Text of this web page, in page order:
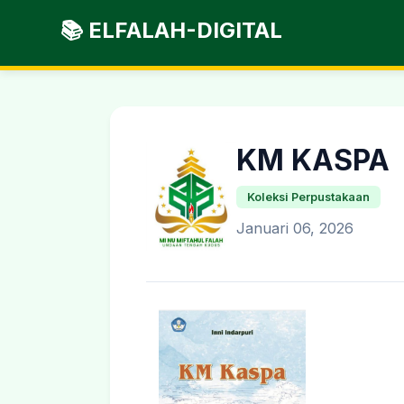
📚 ELFALAH-DIGITAL
KM KASPA
Koleksi Perpustakaan
Januari 06, 2026